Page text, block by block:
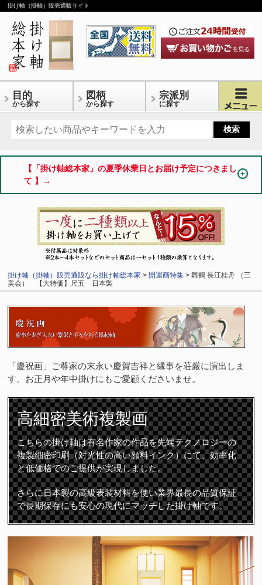
掛け軸（掛軸）販売通販サイト
目的
から探す
図柄
から探す
宗派別
に探す
【「掛け軸総本家」の夏季休業日とお届け予定につきまし
て 】→
掛け軸（掛軸）販売通販なら掛け軸総本家 > 開運画特集 > 舞鶴 長江桂舟 （三
美会） 【大特価】尺五 日本製
「慶祝画」ご尊家の末永い慶賀吉祥と縁事を荘厳に演出しま
す。お正月や年中掛けにもご愛顧くださいませ。
高細密美術複製画
こちらの掛け軸は有名作家の作品を先端テクノロジーの
複製細密印刷（対光性の高い顔料インク）にて、効率化
と低価格でのご提供が実現しました。
さらに日本製の高級表装材料を使い業界最長の品質保証
で長期保存にも安心の現代にマッチした掛け軸です。